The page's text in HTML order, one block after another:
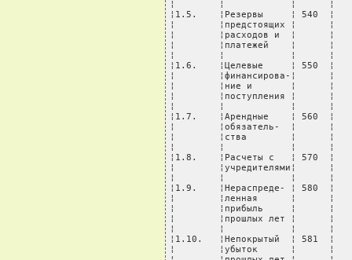
¦        ¦            ¦      ¦
¦1.5.    ¦Резервы     ¦ 540
¦        ¦предстоящих ¦
¦        ¦расходов и  ¦
¦        ¦платежей    ¦
¦        ¦            ¦      ¦
¦1.6.    ¦Целевые     ¦ 550
¦        ¦финансирова-¦
¦        ¦ние и       ¦      ¦
¦        ¦поступления ¦
¦        ¦            ¦      ¦
¦1.7.    ¦Арендные    ¦
¦        ¦обязатель-  ¦
¦        ¦ства        ¦      ¦
¦        ¦            ¦      ¦
¦1.8.    ¦Расчеты с   ¦
¦        ¦учредителями¦
¦        ¦            ¦      ¦
¦1.9.    ¦Нераспреде- ¦
¦        ¦ленная      ¦
¦        ¦прибыль     ¦
¦        ¦прошлых лет ¦
¦        ¦            ¦      ¦
¦1.10.   ¦Непокрытый  ¦
¦        ¦убыток      ¦